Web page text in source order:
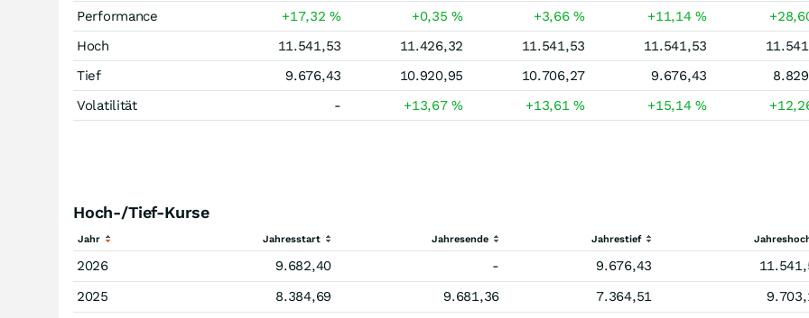
Performance +17,32% +0,35% +3,66% +11,14%
Hoch
11.541,53 11.426,32 11.541,53 11.541,53
Tief
9.676,43 10.920,95 10.706,27 9.676,43
Volatilität
- +13,67% +13,61% +15,14%
Hoch-/Tief-Kurse
Jahr Jahresstart Jahresende Jahrestief
2026 9.682,40 - 9.676,43
2025
8.384,69 9.681,36 7.364,51